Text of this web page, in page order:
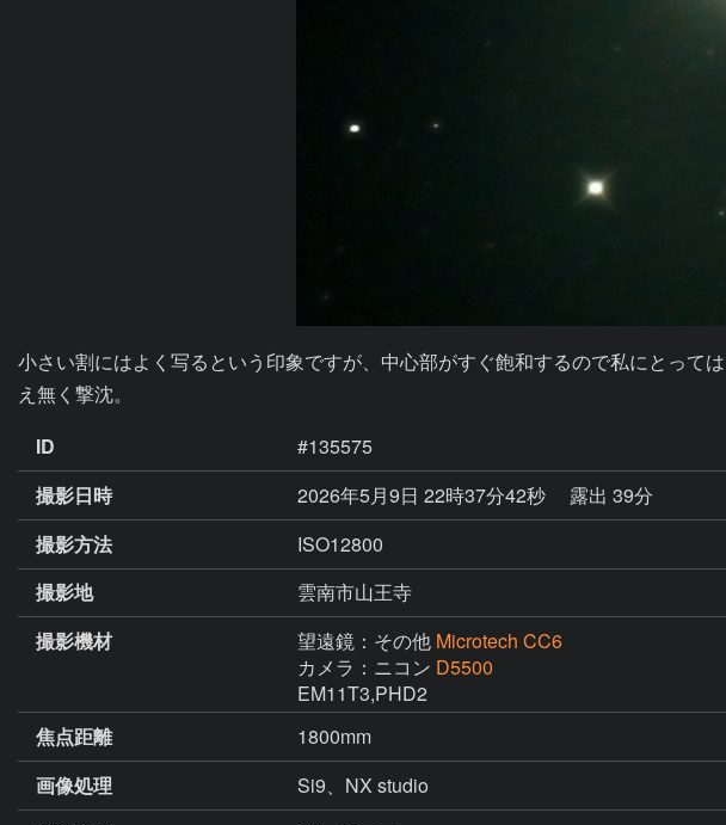
小さい割にはよく写るという印象ですが、中心部がすぐ飽和するので私にとっ
え無く撃沈。
ID
#135575
撮影日時
2026年5月9日 22時37分42秒
露出 39分
撮影方法
ISO12800
撮影地
雲南市山王寺
撮影機材
望遠鏡：その他 Microtech CC6
カメラ：ニコン D5500
EM11T3,PHD2
焦点距離
1800mm
画像処理
Si9、NX studio